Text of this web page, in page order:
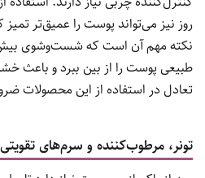
روز نیز می‌تواند پوست را عمیق‌تر تمیز
نکته مهم آن است که شست‌وشوی بیش
طبیعی پوست را از بین ببرد و
تعادل در استفاده از این محصولات
تونر، مرطوب‌کننده و سرم‌های تقویتی